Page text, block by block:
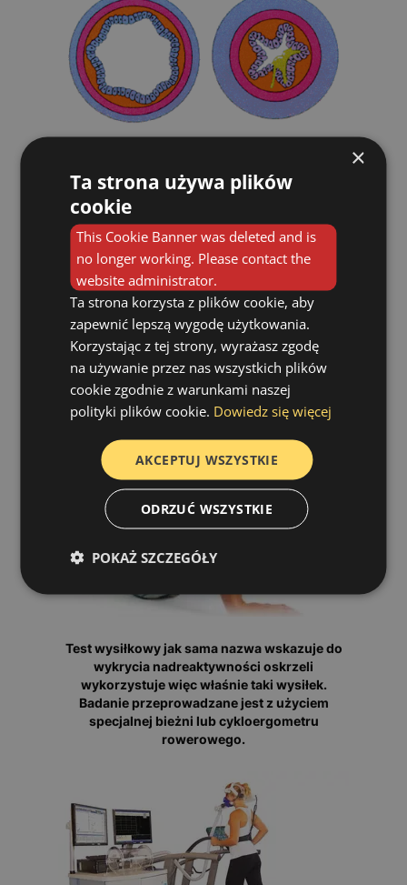
dochodzi do zwężenia oskrzeli
TEST WYSIŁKOWY
Wiadomo, że wielu pacjentów chorujących
na astmę zgłasza, że dolegliwości ich
nasilają się po wysiłku fizycznym.
Test wysiłkowy jak sama nazwa wskazuje do
wykrycia nadreaktywności oskrzeli
wykorzystuje więc właśnie taki wysiłek.
Badanie przeprowadzane jest z użyciem
specjalnej bieżni lub cykloergometru
rowerowego.
×
Ta strona używa plików
cookie
This Cookie Banner was deleted and is
no longer working. Please contact the
website administrator.
Ta strona korzysta z plików cookie, aby
zapewnić lepszą wygodę użytkowania.
Korzystając z tej strony, wyrażasz zgodę
na używanie przez nas wszystkich plików
cookie zgodnie z warunkami naszej
polityki plików cookie. Dowiedz się więcej
AKCEPTUJ WSZYSTKIE
ODRZUĆ WSZYSTKIE
POKAŻ SZCZEGÓŁY